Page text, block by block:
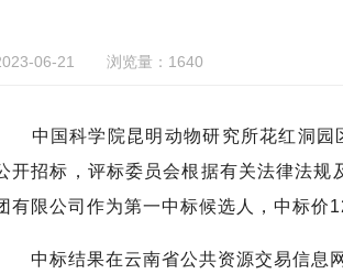
06-21 浏览量：1640
中国科学院昆明动物研究所花红洞园
开招标，评标委员会根据有关法律法
有限公司作为第一中标候选人，中标
中标结果在云南省公共资源交易信息